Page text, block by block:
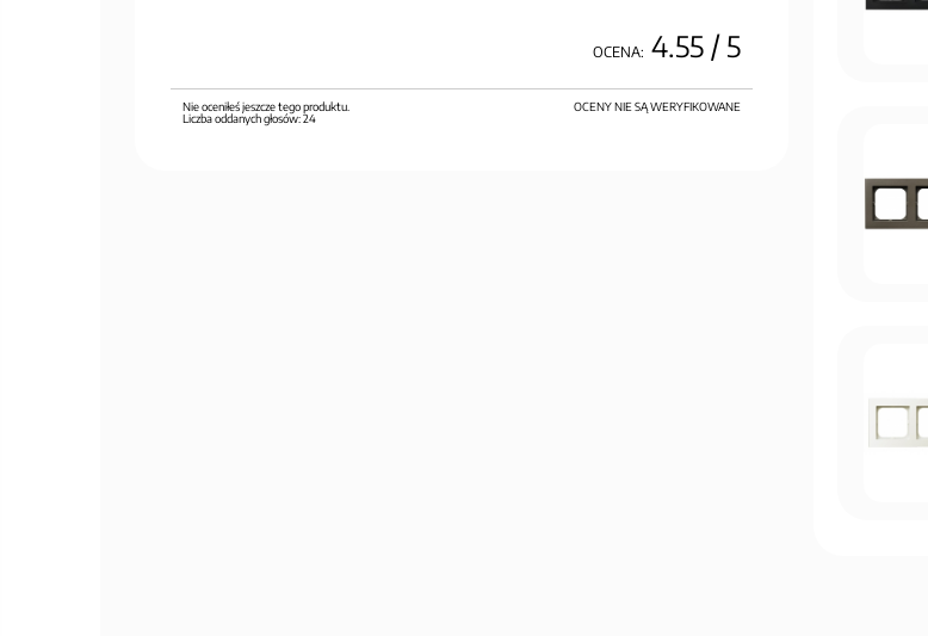
OCENA: 4.55/ 5
OCENY NIE SĄ WERYFIKOWANE
Nie oceniłeś jeszcze tego produktu.
Liczba oddanych głosów:24